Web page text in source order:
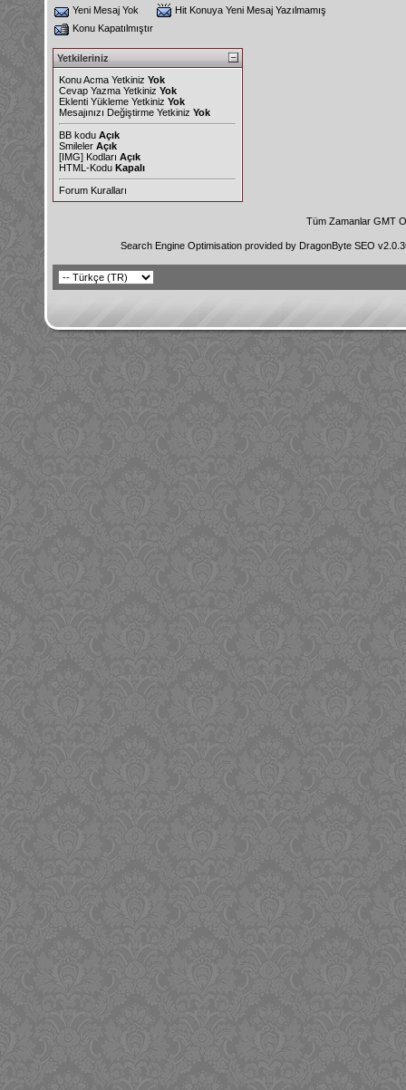
Yeni Mesaj Yok
Hit Konuya Yeni Mesaj Yazılmamış
Konu Kapatılmıştır
Yetkileriniz
Konu Acma Yetkiniz Yok
Cevap Yazma Yetkiniz Yok
Eklenti Yükleme Yetkiniz Yok
Mesajınızı Değiştirme Yetkiniz Yok
BB kodu Açık
Smileler Açık
[IMG] Kodları Açık
HTML-Kodu Kapalı
Forum Kuralları
Tüm Zamanlar GMT
Search Engine Optimisation provided by DragonByte SEO